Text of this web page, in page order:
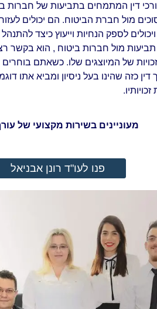
דין המתמחים בתביעות של חברות
מול חברת הביטוח. הם יכולים
לספק הנחיות וייעוץ כיצד
מול חברות ביטוח , הוא בקשר
של המיוצגים שלו. כשאתם
כזה שהינו בעל ניסיון ומביא אתו
מעוניינים בשירות מקצועי של
פנו לעו"ד רונן אבניאל